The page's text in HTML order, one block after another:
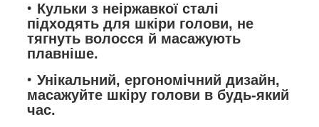
Кульки з неіржавкої сталі
підходять для шкіри голови, не
тягнуть волосся й масажують
плавніше.
Унікальний, ергономічний дизайн,
масажуйте шкіру голови в будь-який
час.